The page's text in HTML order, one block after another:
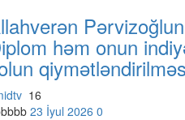
həm onun
16
23 İyul 2026 0